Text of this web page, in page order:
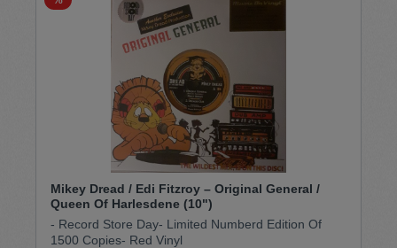
Mikey Dread / Edi Fitzroy – Original General /
Queen Of Harlesdene (10")
- Record Store Day- Limited Numberd Edition Of
1500 Copies- Red Vinyl